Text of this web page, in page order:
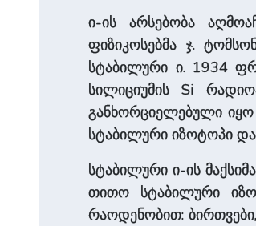
ი-ის არსებობა
ფიზიკოსებმა ჯ.
სტაბილური ი. 1934
სილიციუმის Si
განხორციელებული იყო
სტაბილური იზოტოპი
სტაბილური ი-ის
თითო სტაბილური
რაოდენობით: